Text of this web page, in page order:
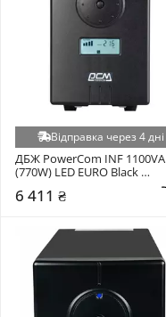
Відправка через 4 дні
ДБЖ PowerCom INF 1100VA
(770W) LED EURO Black
6 411 ₴